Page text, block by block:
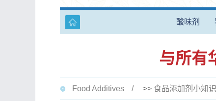
酸味剂
与所有
Food Additives >> 食品添加剂小知识